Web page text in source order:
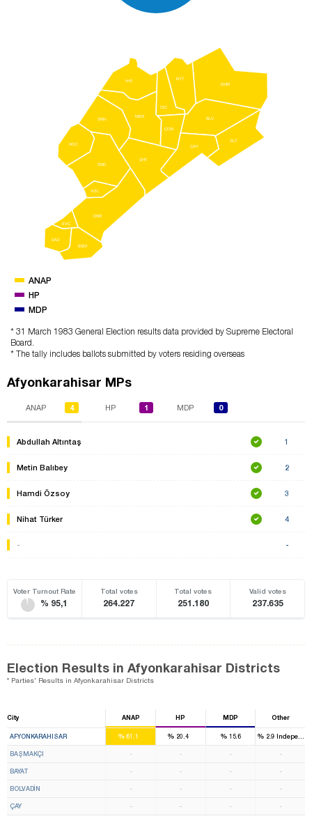
MER
BLV
ÇAY
DAZ
DNR
EMR
İHS
SND
SNN
SLT
ŞHT
BŞM
BYT
İSC
ÇOB
EVC
HOC
KZL
ANAP
HP
MDP
* 31 March 1983 General Election results data provided by Supreme Electoral
Board.
* The tally includes ballots submitted by voters residing overseas
Afyonkarahisar MPs
ANAP 4 HP 1 MDP 0
Abdullah Altıntaş 1
Metin Balıbey 2
Hamdi Özsoy 3
Nihat Türker 4
- -
Voter Turnout Rate
% 95,1
Total votes
264.227
Total votes
251.180
Valid votes
237.635
Election Results in Afyonkarahisar Districts
* Parties' Results in Afyonkarahisar Districts
City ANAP HP MDP Other
AFYONKARAHISAR %61.1
4
% 20.4
1
%15.6 %2.9
BAŞMAKÇI - - - -
BAYAT - - - -
BOLVADİN - - - -
ÇAY - - - -